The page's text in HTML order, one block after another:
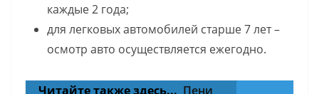
каждые 2 года;
для легковых автомобилей старше 7 лет –
осмотр авто осуществляется ежегодно.
Читайте также здесь... Пени